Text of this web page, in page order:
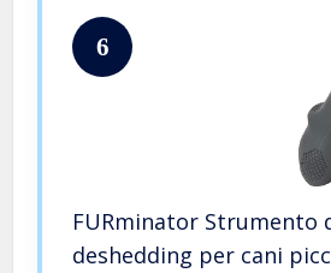
6
FURminator Strumento
deshedding per cani